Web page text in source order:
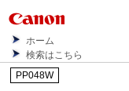
ホーム
検索はこちら
PP048W